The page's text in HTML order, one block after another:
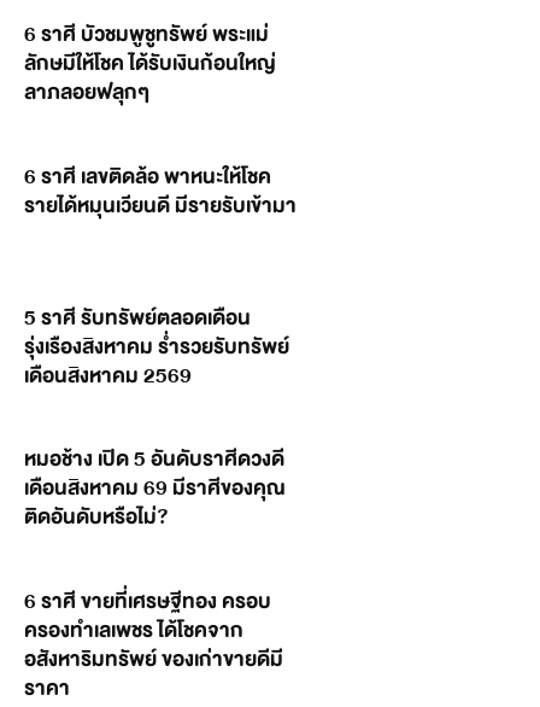
6 ราศี บัวชมพูชูทรัพย์ พระแม่
ลักษมีให้โชค ได้รับเงินก้อนใหญ่
ลาภลอยฟลุกๆ
6 ราศี เลขติดล้อ พาหนะให้โชค
รายได้หมุนเวียนดี มีรายรับเข้ามา
5 ราศี รับทรัพย์ตลอดเดือน
รุ่งเรืองสิงหาคม ร่ำรวยรับทรัพย์
เดือนสิงหาคม 2569
หมอช้าง เปิด 5 อันดับราศีดวงดี
เดือนสิงหาคม 69 มีราศีของคุณ
ติดอันดับหรือไม่?
6 ราศี ขายที่เศรษฐีทอง ครอบ
ครองทำเลเพชร ได้โชคจาก
อสังหาริมทรัพย์ ของเก่าขายดีมี
ราคา